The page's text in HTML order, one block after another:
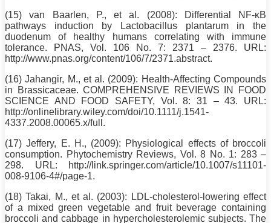
(15) van Baarlen, P., et al. (2008): Differential NF-κB
pathways induction by Lactobacillus plantarum in the
duodenum of healthy humans correlating with immune
tolerance. PNAS, Vol. 106
No. 7: 2371 – 2376. URL:
http://www.pnas.org/content/106/7/2371.abstract.
(16) Jahangir, M., et al. (2009): Health-Affecting Compounds
in Brassicaceae. COMPREHENSIVE REVIEWS IN FOOD
SCIENCE AND FOOD SAFETY, Vol. 8: 31 – 43. URL:
http://onlinelibrary.wiley.com/doi/10.1111/j.1541-
4337.2008.00065.x/full.
(17) Jeffery, E. H., (2009): Physiological effects of broccoli
consumption. Phytochemistry Reviews, Vol. 8 No. 1: 283 –
298. URL: http://link.springer.com/article/10.1007/s11101-
008-9106-4#/page-1.
(18) Takai, M., et al. (2003): LDL-cholesterol-lowering effect
of a mixed green vegetable and fruit beverage containing
broccoli and cabbage in hypercholesterolemic subjects. The